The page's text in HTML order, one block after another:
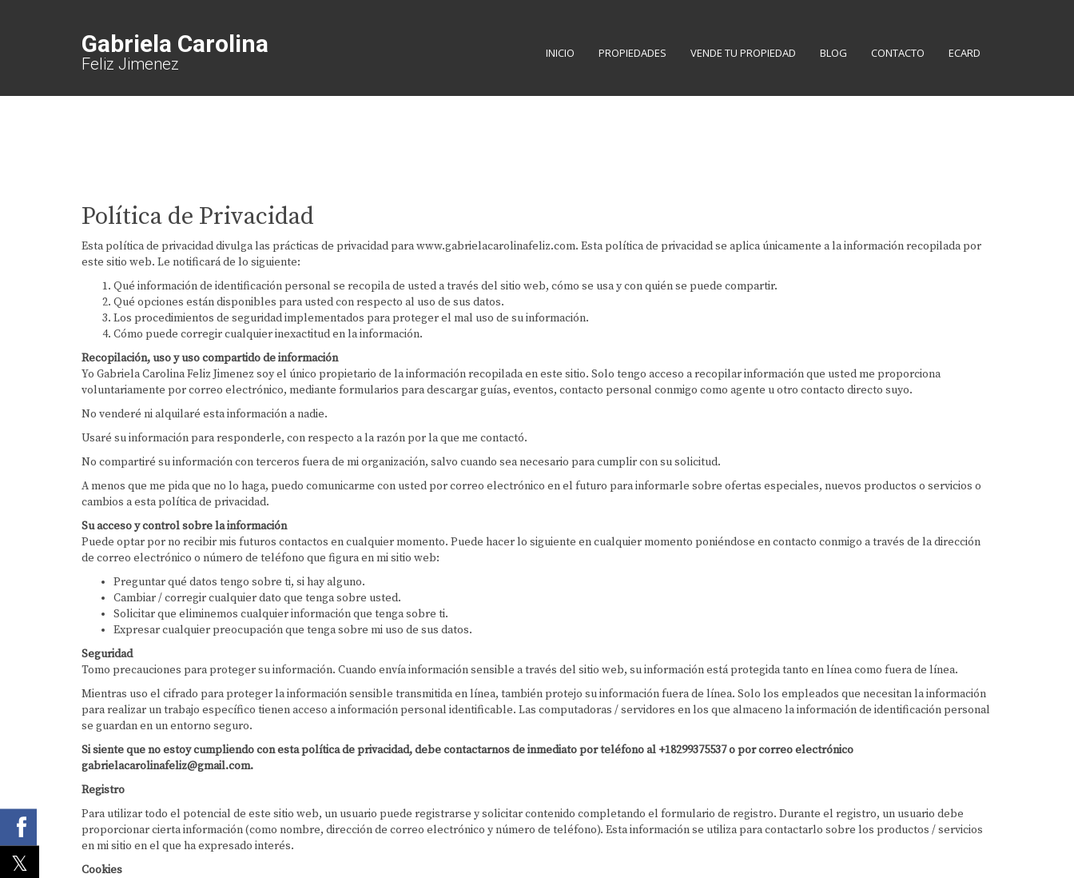
Gabriela Carolina
Feliz Jimenez
INICIO PROPIEDADES VENDE TU PROPIEDAD BLOG CONTACTO ECARD
Política de Privacidad
Esta política de privacidad divulga las prácticas de privacidad para www.gabrielacarolinafeliz.com. Esta política de privacidad se aplica únicamente a la información recopilada por
este sitio web. Le notificará de lo siguiente:
Qué información de identificación personal se recopila de usted a través del sitio web, cómo se usa y con quién se puede compartir.
Qué opciones están disponibles para usted con respecto al uso de sus datos.
Los procedimientos de seguridad implementados para proteger el mal uso de su información.
Cómo puede corregir cualquier inexactitud en la información.
Recopilación, uso y uso compartido de información
Yo Gabriela Carolina Feliz Jimenez soy el único propietario de la información recopilada en este sitio. Solo tengo acceso a recopilar información que usted me proporciona
voluntariamente por correo electrónico, mediante formularios para descargar guías, eventos, contacto personal conmigo como agente u otro contacto directo suyo.
No venderé ni alquilaré esta información a nadie.
Usaré su información para responderle, con respecto a la razón por la que me contactó.
No compartiré su información con terceros fuera de mi organización, salvo cuando sea necesario para cumplir con su solicitud.
A menos que me pida que no lo haga, puedo comunicarme con usted por correo electrónico en el futuro para informarle sobre ofertas especiales, nuevos productos o servicios o
cambios a esta política de privacidad.
Su acceso y control sobre la información
Puede optar por no recibir mis futuros contactos en cualquier momento. Puede hacer lo siguiente en cualquier momento poniéndose en contacto conmigo a través de la dirección
de correo electrónico o número de teléfono que figura en mi sitio web:
Preguntar qué datos tengo sobre ti, si hay alguno.
Cambiar / corregir cualquier dato que tenga sobre usted.
Solicitar que eliminemos cualquier información que tenga sobre ti.
Expresar cualquier preocupación que tenga sobre mi uso de sus datos.
Seguridad
Tomo precauciones para proteger su información. Cuando envía información sensible a través del sitio web, su información está protegida tanto en línea como fuera de línea.
Mientras uso el cifrado para proteger la información sensible transmitida en línea, también protejo su información fuera de línea. Solo los empleados que necesitan la información
para realizar un trabajo específico tienen acceso a información personal identificable. Las computadoras / servidores en los que almaceno la información de identificación personal
se guardan en un entorno seguro.
Si siente que no estoy cumpliendo con esta política de privacidad, debe contactarnos de inmediato por teléfono al +18299375537 o por correo electrónico
gabrielacarolinafeliz@gmail.com.
Registro
Para utilizar todo el potencial de este sitio web, un usuario puede registrarse y solicitar contenido completando el formulario de registro. Durante el registro, un usuario debe
proporcionar cierta información (como nombre, dirección de correo electrónico y número de teléfono). Esta información se utiliza para contactarlo sobre los productos / servicios
en mi sitio en el que ha expresado interés.
Cookies